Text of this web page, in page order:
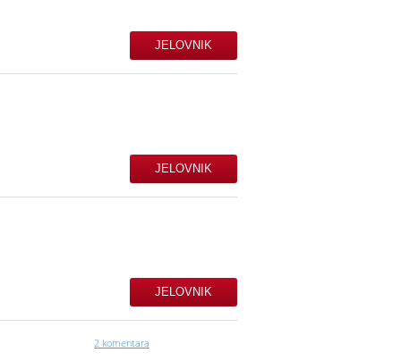
JELOVNIK
JELOVNIK
JELOVNIK
2 komentara